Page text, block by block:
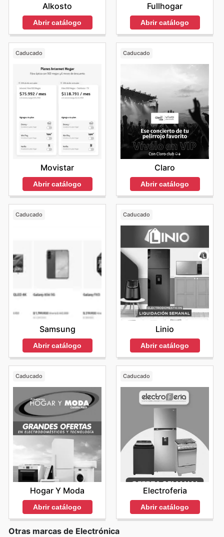
Alkosto
Abrir catálogo
Fullhogar
Abrir catálogo
Caducado
Movistar
Abrir catálogo
Caducado
Claro
Abrir catálogo
Caducado
Samsung
Abrir catálogo
Caducado
Linio
Abrir catálogo
Caducado
Hogar Y Moda
Abrir catálogo
Caducado
Electroferia
Abrir catálogo
Otras marcas de Electrónica